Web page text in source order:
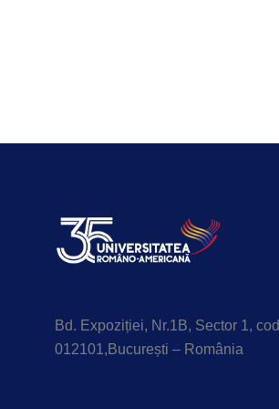
Bd. Expoziției, Nr.1B, Sector 1, cod
012101,București – România